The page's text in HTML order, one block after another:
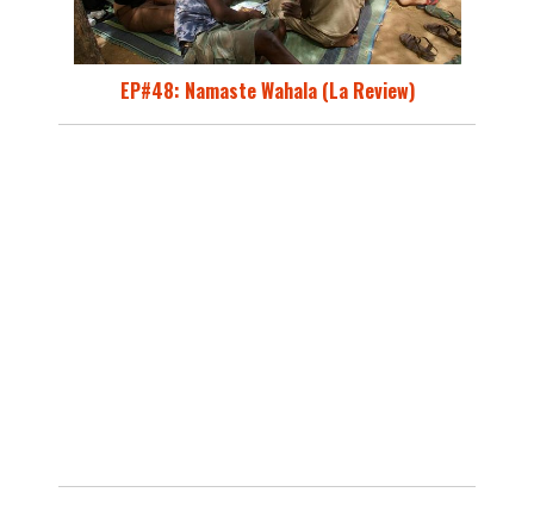
EP#48: Namaste Wahala (La Review)